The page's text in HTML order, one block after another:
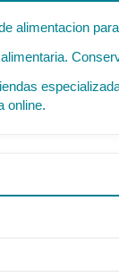
alimentacion
online.